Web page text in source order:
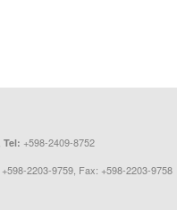
Tel: +598-2409-8752
+598-2203-9759, Fax: +598-2203-9758